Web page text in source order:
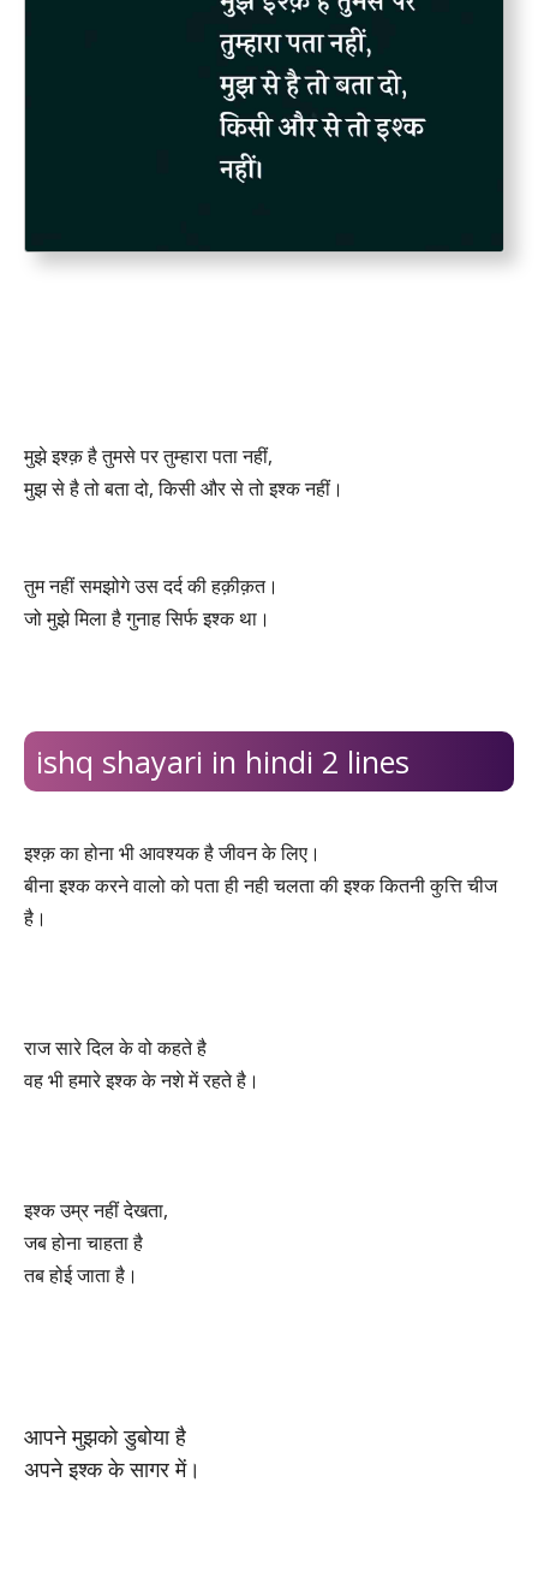
मुझे इश्क़ है तुमसे पर तुम्हारा पता नहीं,
मुझ से है तो बता दो, किसी और से तो इश्क नहीं।
तुम नहीं समझोगे उस दर्द की हक़ीक़त।
जो मुझे मिला है गुनाह सिर्फ इश्क था।
ishq shayari in hindi 2 lines
इश्क़ का होना भी आवश्यक है जीवन के लिए।
बीना इश्क करने वालो को पता ही नही चलता की इश्क कितनी कुत्ति चीज
है।
राज सारे दिल के वो कहते है
वह भी हमारे इश्क के नशे में रहते है।
इश्क उम्र नहीं देखता,
जब होना चाहता है
तब होई जाता है।
आपने मुझको डुबोया है
अपने इश्क के सागर में।